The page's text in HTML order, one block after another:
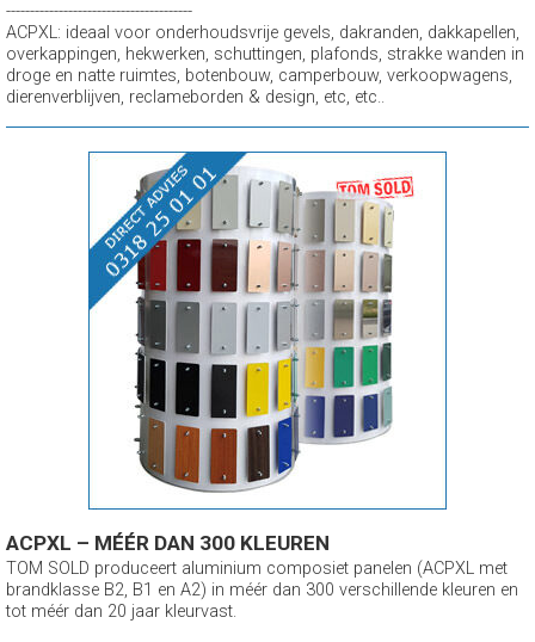
---------------------------------------
ACPXL: ideaal voor onderhoudsvrije gevels, dakranden, dakkapellen,
overkappingen, hekwerken, schuttingen, plafonds, strakke wanden in
droge en natte ruimtes, botenbouw, camperbouw, verkoopwagens,
dierenverblijven, reclameborden & design, etc, etc..
ACPXL – MÉÉR DAN 300 KLEUREN
TOM SOLD produceert aluminium composiet panelen (ACPXL met
brandklasse B2, B1 en A2) in méér dan 300 verschillende kleuren en
tot méér dan 20 jaar kleurvast.